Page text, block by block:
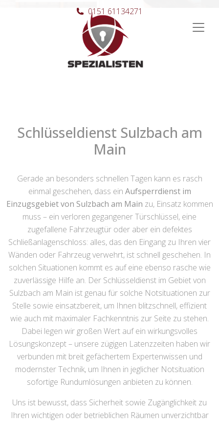
Hauptnavigation
0151 61134271
Schlüsseldienst Sulzbach am
Main
Gerade an besonders schnellen Tagen kann es rasch
einmal geschehen, dass ein Aufsperrdienst im
Einzugsgebiet von Sulzbach am Main zu, Einsatz kommen
muss – ein verloren gegangener Türschlüssel, eine
zugefallene Fahrzeugtür oder aber ein defektes
Schließanlagenschloss: alles, das den Eingang zu Ihren vier
Wänden oder Fahrzeug verwehrt, ist schnell geschehen. In
solchen Situationen kommt es auf eine ebenso rasche wie
zuverlässige Hilfe an. Der Schlüsseldienst im Gebiet von
Sulzbach am Main ist genau für solche Notsituationen zur
Stelle sowie einsatzbereit, um Ihnen blitzschnell, effizient
wie auch mit maximaler Fachkenntnis zur Seite zu stehen.
Dabei legen wir großen Wert auf ein wirkungsvolles
Lösungskonzept – unsere zügigen Latenzzeiten haben wir
verbunden mit breit gefächertem Expertenwissen und
modernster Technik, um Ihnen in jeglicher Notsituation
sofortige Rundumlösungen anbieten zu können.
Uns ist bewusst, dass Sicherheit sowie Zugänglichkeit zu
Ihren wichtigen oder betrieblichen Räumen unverzichtbar